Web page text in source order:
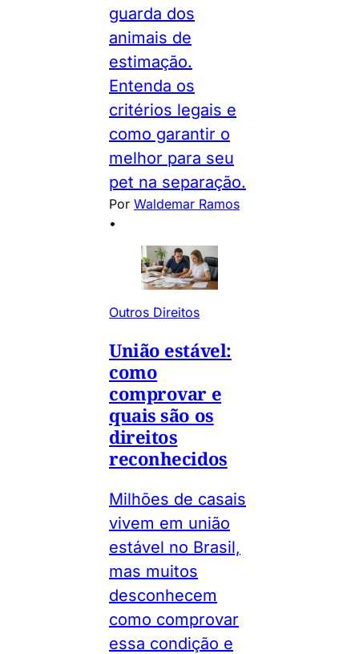
guarda dos
animais de
estimação.
Entenda os
critérios legais e
como garantir o
melhor para seu
pet na separação.
Por Waldemar Ramos
•
Outros Direitos
União estável:
como
comprovar e
quais são os
direitos
reconhecidos
Milhões de casais
vivem em união
estável no Brasil,
mas muitos
desconhecem
como comprovar
essa condição e